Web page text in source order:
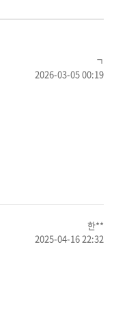
ㄱ
2026-03-05 00:19
한**
2025-04-16 22:32